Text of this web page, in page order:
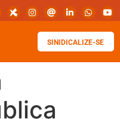
SINIDICALIZE-SE